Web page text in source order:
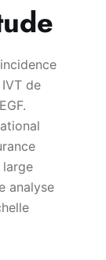
de
large
analyse